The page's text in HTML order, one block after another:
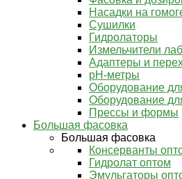
Насадки на
Сушилки
Гидролаторы
Измельчители
Адаптеры и
pH-метры
Оборудование
Оборудование
Прессы и формы
Большая фасовка
Большая фасовка
Консерванты
Гидролат оптом
Эмульгаторы